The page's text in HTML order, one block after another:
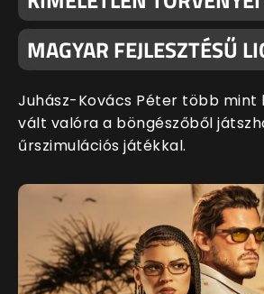
MAGYAR FEJLESZTÉSŰ
Juhász-Kovács Péter több mint
vált valóra a böngészőből
űrszimulációs játékkal.